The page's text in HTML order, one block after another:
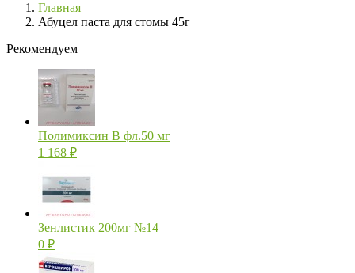
Главная
Абуцел паста для стомы 45г
Рекомендуем
Полимиксин В фл.50 мг
1 168 ₽
Зенлистик 200мг №14
0 ₽